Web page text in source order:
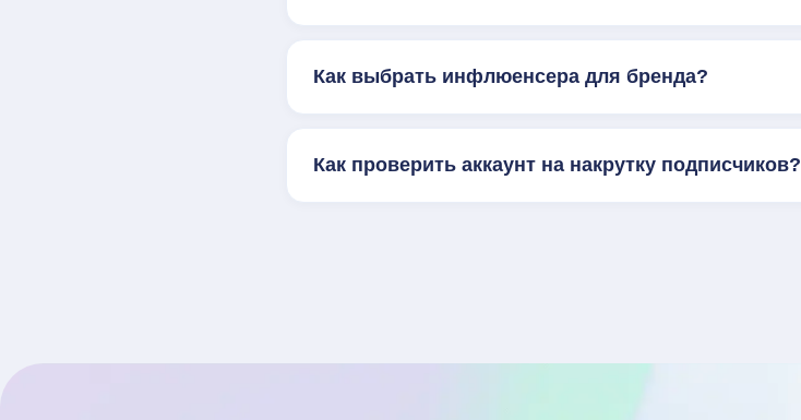
Как выбрать инфлюенсера для бренда?
Как проверить аккаунт на накрутку подписчиков?